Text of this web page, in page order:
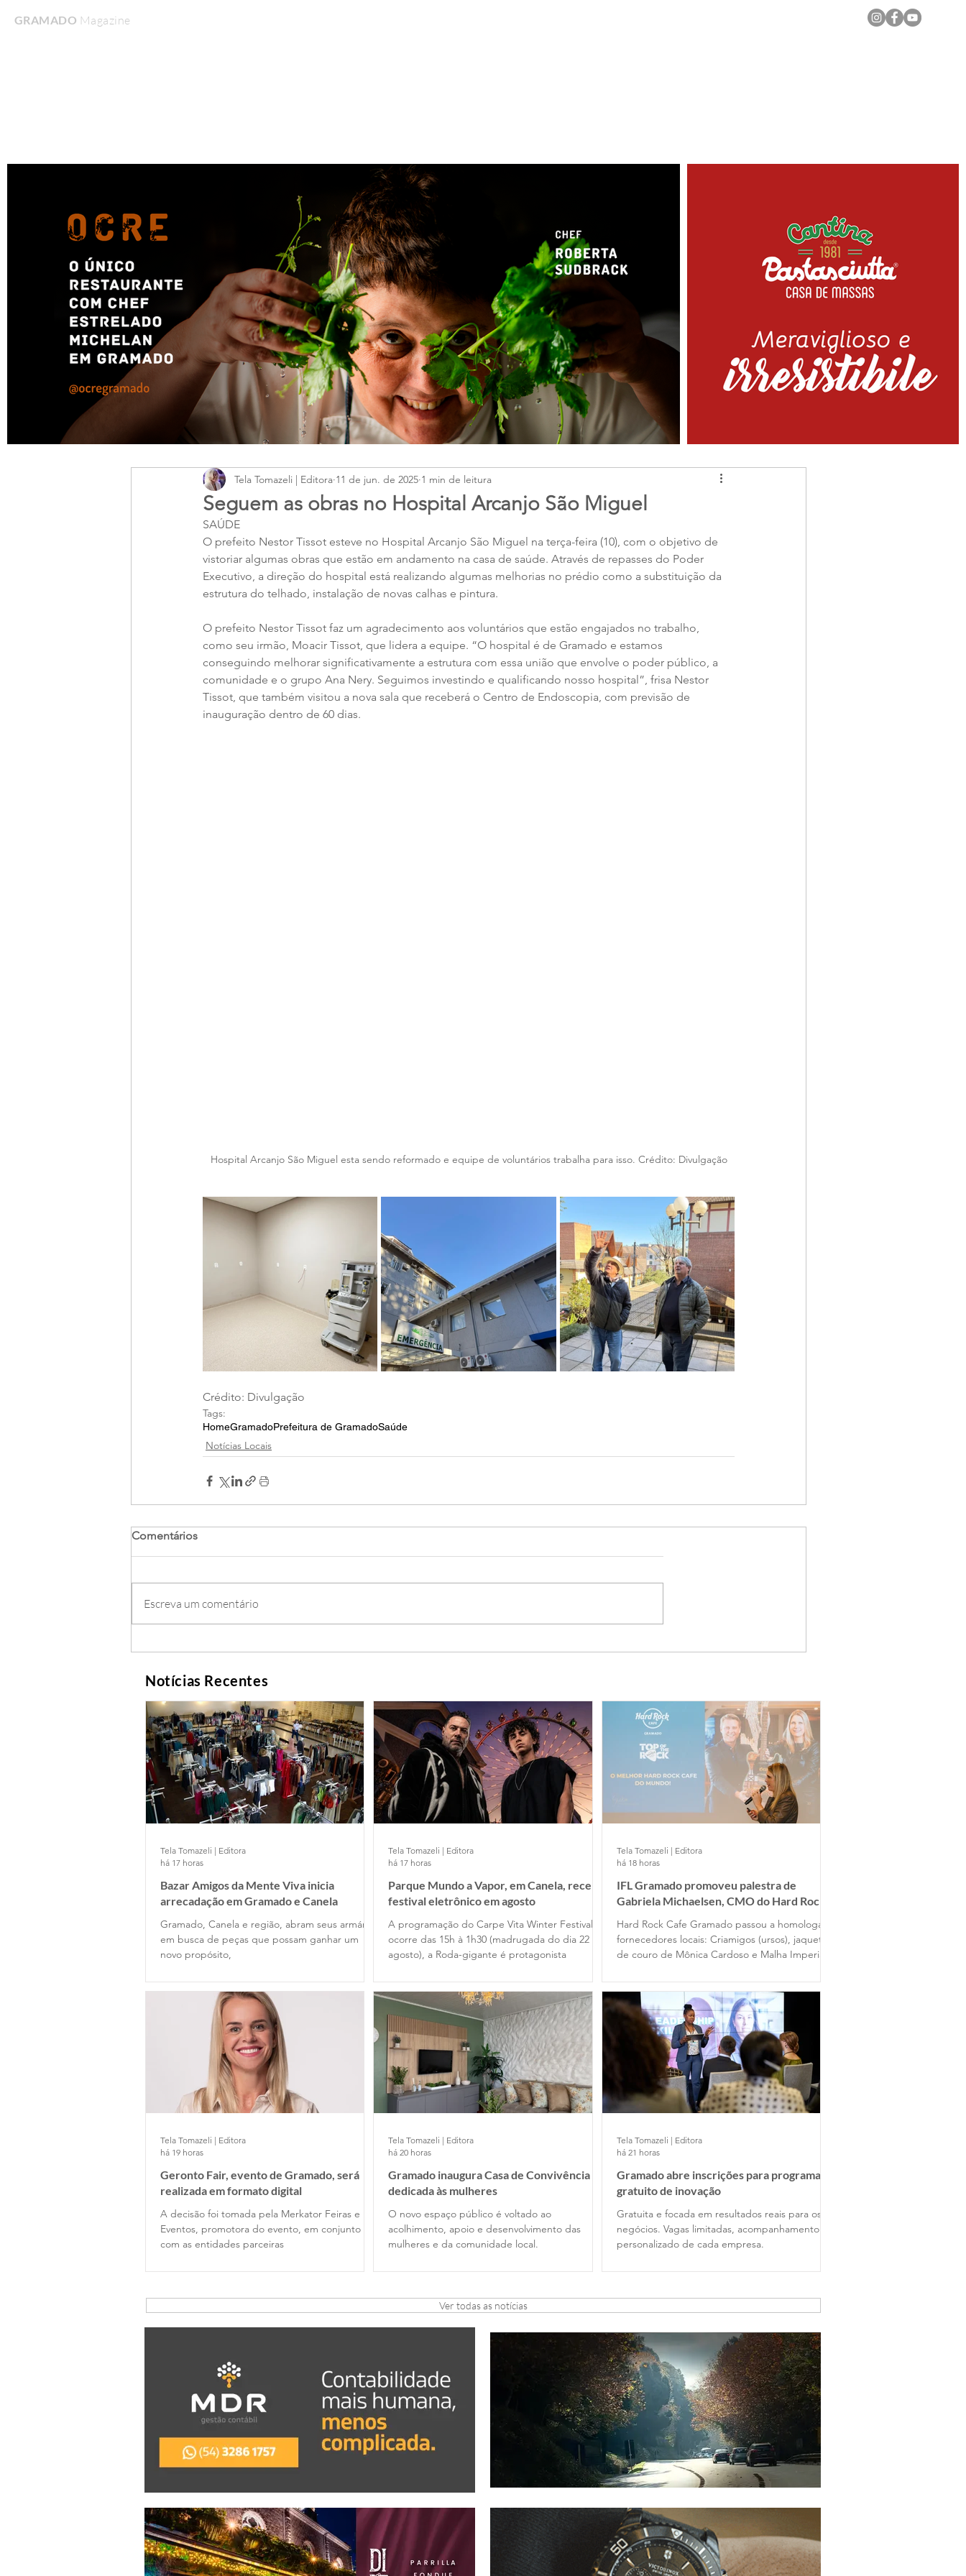
GRAMADO MagazineHome
Seguem as obras no Hospital Arcanjo São Miguel
Tela Tomazeli | Editora 11 de jun. de 2025 1 min de leitura
SAÚDE
O prefeito Nestor Tissot esteve no Hospital Arcanjo São Miguel na terça-feira (10), com o objetivo de
vistoriar algumas obras que estão em andamento na casa de saúde. Através de repasses do Poder
Executivo, a direção do hospital está realizando algumas melhorias no prédio como a substituição da
estrutura do telhado, instalação de novas calhas e pintura.
O prefeito Nestor Tissot faz um agradecimento aos voluntários que estão engajados no trabalho,
como seu irmão, Moacir Tissot, que lidera a equipe. “O hospital é de Gramado e estamos
conseguindo melhorar significativamente a estrutura com essa união que envolve o poder público, a
comunidade e o grupo Ana Nery. Seguimos investindo e qualificando nosso hospital”, frisa Nestor
Tissot, que também visitou a nova sala que receberá o Centro de Endoscopia, com previsão de
inauguração dentro de 60 dias.
Hospital Arcanjo São Miguel esta sendo reformado e equipe de voluntários trabalha para isso. Crédito: Divulgação
Crédito: Divulgação
Tags:
HomeGramadoPrefeitura de GramadoSaúde
Notícias Locais
Comentários
Escreva um comentário
Notícias Recentes
Bazar Amigos da Mente Viva inicia
arrecadação em Gramado e Canela
Gramado, Canela e região, abram seus armários
em busca de peças que possam ganhar um
novo propósito,
Tela Tomazeli | Editora
há 17 horas
Parque Mundo a Vapor, em Canela, recebe
festival eletrônico em agosto
A programação do Carpe Vita Winter Festival
ocorre das 15h à 1h30 (madrugada do dia 22 de
agosto), a Roda-gigante é protagonista
Tela Tomazeli | Editora
há 17 horas
IFL Gramado promoveu palestra de
Gabriela Michaelsen, CMO do Hard Rock
Hard Rock Cafe Gramado passou a homologar
fornecedores locais: Criamigos (ursos), jaquetas
de couro de Mônica Cardoso e Malha Imperial
Tela Tomazeli | Editora
há 18 horas
Geronto Fair, evento de Gramado, será
realizada em formato digital
A decisão foi tomada pela Merkator Feiras e
Eventos, promotora do evento, em conjunto
com as entidades parceiras
Tela Tomazeli | Editora
há 19 horas
Gramado inaugura Casa de Convivência
dedicada às mulheres
O novo espaço público é voltado ao
acolhimento, apoio e desenvolvimento das
mulheres e da comunidade local.
Tela Tomazeli | Editora
há 20 horas
Gramado abre inscrições para programa
gratuito de inovação
Gratuita e focada em resultados reais para os
negócios. Vagas limitadas, acompanhamento
personalizado de cada empresa.
Tela Tomazeli | Editora
há 21 horas
Ver todas as notícias